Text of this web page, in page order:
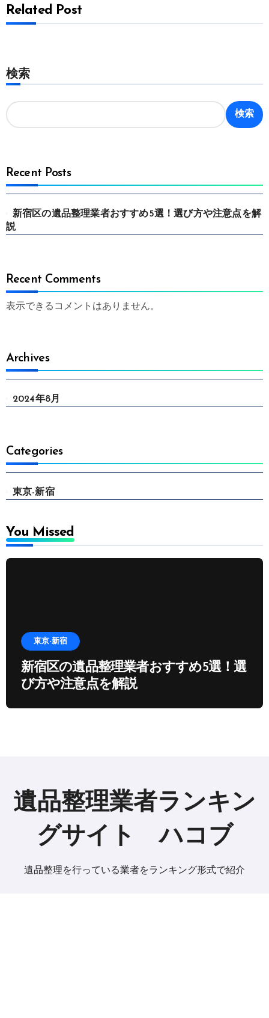
Related Post
検索
検索
Recent Posts
新宿区の遺品整理業者おすすめ5選！選び方や注意点を解
説
Recent Comments
表示できるコメントはありません。
Archives
2024年8月
Categories
東京-新宿
You Missed
東京-新宿
新宿区の遺品整理業者おすすめ5選！選
び方や注意点を解説
遺品整理業者ランキン
グサイト ハコブ
遺品整理を行っている業者をランキング形式で紹介